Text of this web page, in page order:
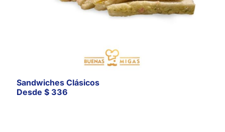
Sandwiches Clásicos
Desde $336